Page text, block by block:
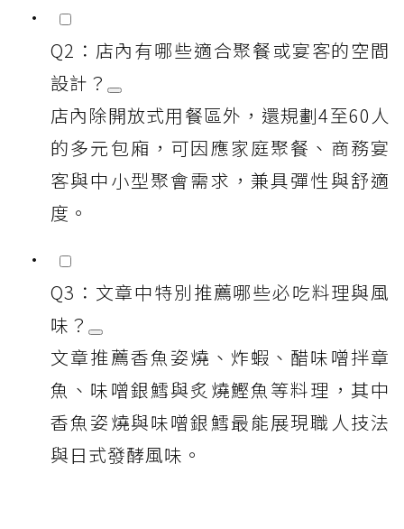
Q2：店內有哪些適合聚餐或宴客的空間
設計？
店內除開放式用餐區外，還規劃4至60人
的多元包廂，可因應家庭聚餐、商務宴
客與中小型聚會需求，兼具彈性與舒適
度。
Q3：文章中特別推薦哪些必吃料理與風
味？
文章推薦香魚姿燒、炸蝦、醋味噌拌章
魚、味噌銀鱈與炙燒鰹魚等料理，其中
香魚姿燒與味噌銀鱈最能展現職人技法
與日式發酵風味。